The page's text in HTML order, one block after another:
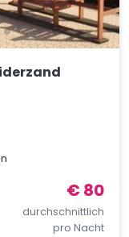
€ 80
durchschnittlich
pro Nacht